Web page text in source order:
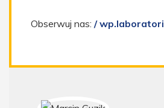
Obserwuj nas: /